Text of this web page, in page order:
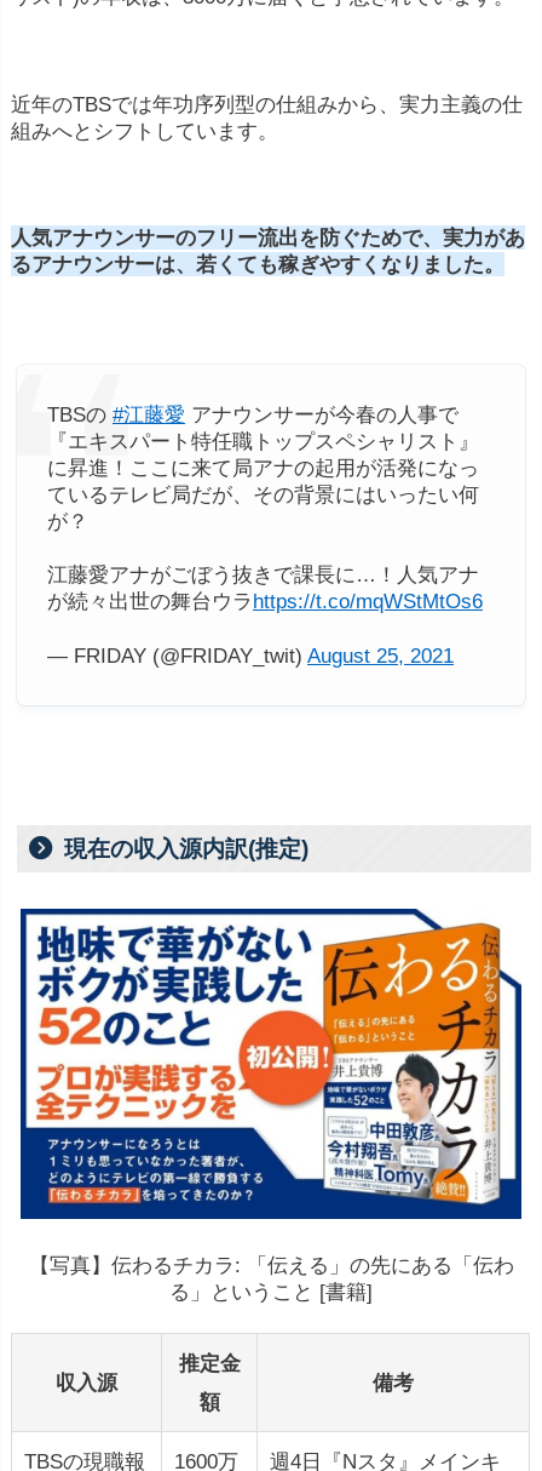
近年のTBSでは年功序列型の仕組みから、実力主義の仕
組みへとシフトしています。
人気アナウンサーのフリー流出を防ぐためで、実力があ
るアナウンサーは、若くても稼ぎやすくなりました。
TBSの #江藤愛 アナウンサーが今春の人事で
『エキスパート特任職トップスペシャリスト』
に昇進！ここに来て局アナの起用が活発になっ
ているテレビ局だが、その背景にはいったい何
が？
江藤愛アナがごぼう抜きで課長に…！人気アナ
が続々出世の舞台ウラ https://t.co/mqWStMtOs6
— FRIDAY (@FRIDAY_twit) August 25, 2021
現在の収入源内訳(推定)
【写真】伝わるチカラ: 「伝える」の先にある「伝わ
る」ということ [書籍]
収入源
推定金
額
備考
TBSの現職報 1600万 週4日『Nスタ』メインキ